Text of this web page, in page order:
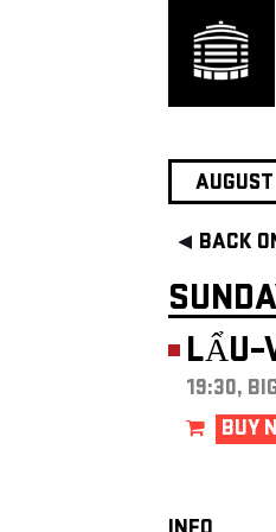
AUGUST
BACK
19:30,
BUY